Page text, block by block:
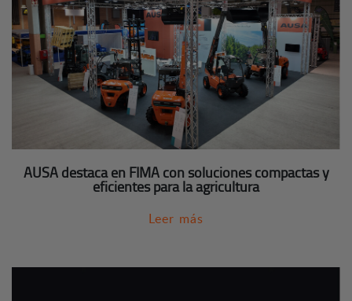
AUSA destaca en FIMA con soluciones compactas y
eficientes para la agricultura
Leer más